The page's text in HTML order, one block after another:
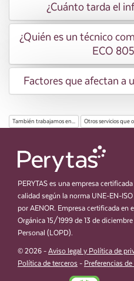
¿Cuánto tarda el
¿Quién es un técnico
ECO
Factores que afectan a
También trabajamos en... Otros servicios que
PERYTAS es una empresa
calidad según la norma UNE-EN-
por AENOR. Empresa certificada en
Orgánica 15/1999 de 13 de
Personal (LOPD).
© 2026 - Aviso legal y Política de
Política de terceros - Preferencias